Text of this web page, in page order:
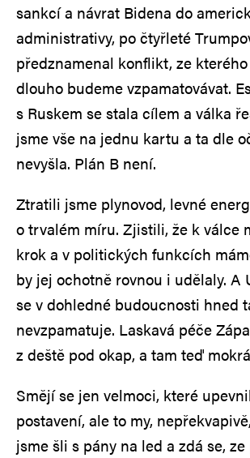
sankcí a návrat Bidena do
administrativy, po čtyřleté
předznamenal konflikt, ze
dlouho budeme vzpamatovávat.
s Ruskem se stala cílem a válka
jsme vše na jednu kartu a ta dle
nevyšla. Plán B není.
Ztratili jsme plynovod, levné
o trvalém míru. Zjistili, že k válce
krok a v politických funkcích
by jej ochotně rovnou i udělaly. A
se v dohledné budoucnosti hned
nevzpamatuje. Laskavá péče
z deště pod okap, a tam teď
Smějí se jen velmoci, které
postavení, ale to my,
jsme šli s pány na led a zdá se,